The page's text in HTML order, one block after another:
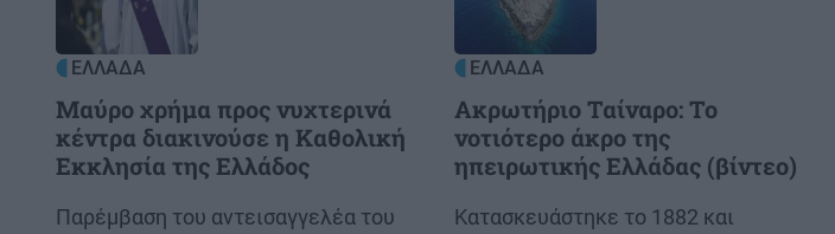
ΕΛΛΑΔΑ
Μαύρο χρήμα προς νυχτερινά
κέντρα διακινούσε η Καθολική
Εκκλησία της Ελλάδος
Body
Παρέμβαση του αντεισαγγελέα του
ΕΛΛΑΔΑ
Ακρωτήριο Ταίναρο: Το
νοτιότερο άκρο της
ηπειρωτικής Ελλάδας (βίντεο)
Body
Κατασκευάστηκε το 1882 και